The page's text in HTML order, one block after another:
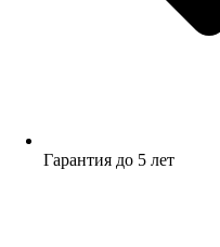
Гарантия до 5 лет